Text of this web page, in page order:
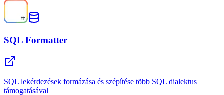
SQL Formatter
SQL lekérdezések formázása és szépítése több SQL dialektus
támogatásával